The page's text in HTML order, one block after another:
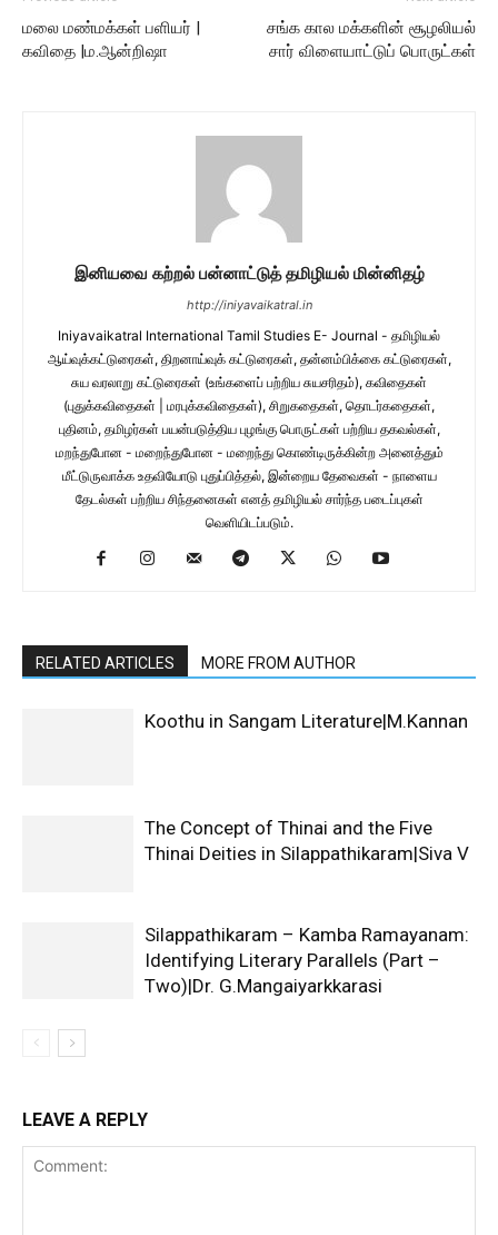
மலை மண்மக்கள் பளியர் |
கவிதை |ம.ஆன்றிஷா
சங்க கால மக்களின் சூழலியல்
சார் விளையாட்டுப் பொருட்கள்
இனியவை கற்றல் பன்னாட்டுத் தமிழியல் மின்னிதழ்
http://iniyavaikatral.in
Iniyavaikatral International Tamil Studies E- Journal - தமிழியல்
ஆய்வுக்கட்டுரைகள், திறனாய்வுக் கட்டுரைகள், தன்னம்பிக்கை கட்டுரைகள்,
சுய வரலாறு கட்டுரைகள் (உங்களைப் பற்றிய சுயசரிதம்), கவிதைகள்
(புதுக்கவிதைகள் | மரபுக்கவிதைகள்), சிறுகதைகள், தொடர்கதைகள்,
புதினம், தமிழர்கள் பயன்படுத்திய புழங்கு பொருட்கள் பற்றிய தகவல்கள்,
மறந்துபோன - மறைந்துபோன - மறைந்து கொண்டிருக்கின்ற அனைத்தும்
மீட்டுருவாக்க உதவியோடு புதுப்பித்தல், இன்றைய தேவைகள் - நாளைய
தேடல்கள் பற்றிய சிந்தனைகள் எனத் தமிழியல் சார்ந்த படைப்புகள்
வெளியிடப்படும்.
RELATED ARTICLES MORE FROM AUTHOR
Koothu in Sangam Literature|M.Kannan
The Concept of Thinai and the Five
Thinai Deities in Silappathikaram|Siva V
Silappathikaram – Kamba Ramayanam:
Identifying Literary Parallels (Part –
Two)|Dr. G.Mangaiyarkkarasi
LEAVE A REPLY